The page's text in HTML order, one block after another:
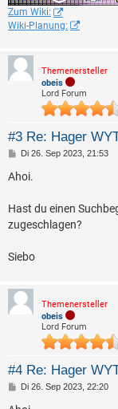
Zum Wiki:
Wiki-Planung:
Themenersteller
obeis
Lord Forum
#3 Re: Hager
B
i
a
g
Di 26. Sep 2023, 21:53
Ahoi.
Hast du einen
zugeschlagen?
Siebo
Themenersteller
obeis
Lord Forum
#4 Re: Hager
B
i
Di 26. Sep 2023, 22:20